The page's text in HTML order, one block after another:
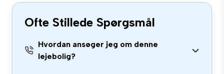
Ofte Stillede Spørgsmål
Hvordan ansøger jeg om denne
lejebolig?